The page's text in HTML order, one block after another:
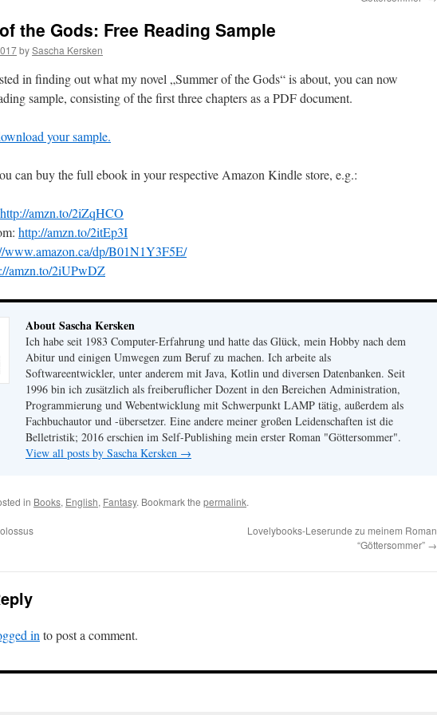
the Gods: Free Reading Sample
bySascha Kersken
in finding out what my novel „Summer of the Gods“ is about, you can now
sample, consisting of the first three chapters as a PDF document.
your sample.
can buy the full ebook in your respective Amazon Kindle store, e.g.:
http://amzn.to/2iZqHCO
http://amzn.to/2itEp3I
www.amazon.ca/dp/B01N1Y3F5E/
amzn.to/2iUPwDZ
About Sascha Kersken
Ich habe seit 1983 Computer-Erfahrung und hatte das Glück, mein Hobby nach dem
Abitur und einigen Umwegen zum Beruf zu machen. Ich arbeite als
Softwareentwickler, unter anderem mit Java, Kotlin und diversen Datenbanken. Seit
1996 bin ich zusätzlich als freiberuflicher Dozent in den Bereichen Administration,
Programmierung und Webentwicklung mit Schwerpunkt LAMP tätig, außerdem als
Fachbuchautor und -übersetzer. Eine andere meiner großen Leidenschaften ist die
Belletristik; 2016 erschien im Self-Publishing mein erster Roman "Göttersommer".
View all posts by Sascha Kersken →
in Books, English, Fantasy. Bookmark the permalink.
Lovelybooks-Leserunde zu meinem Roman
“Göttersommer” →
in to post a comment.